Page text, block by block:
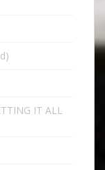
IT ALL